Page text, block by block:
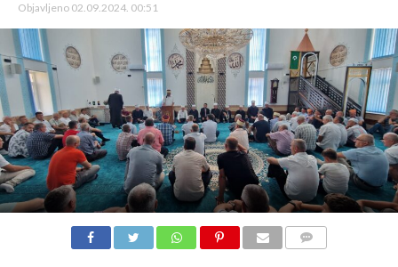
Objavljeno 02.09.2024. 00:51